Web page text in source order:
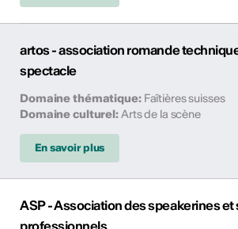
artos - association romande
spectacle
Domaine thématique: Faîtières suisses
Domaine culturel:Arts de la scène
En savoir plus
ASP - Association des speakerines et
professionnels